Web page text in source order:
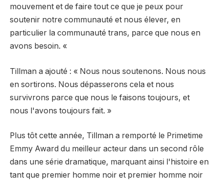
mouvement et de faire tout ce que je peux pour
soutenir notre communauté et nous élever, en
particulier la communauté trans, parce que nous en
avons besoin. «
Tillman a ajouté : « Nous nous soutenons. Nous nous
en sortirons. Nous dépasserons cela et nous
survivrons parce que nous le faisons toujours, et
nous l'avons toujours fait. »
Plus tôt cette année, Tillman a remporté le Primetime
Emmy Award du meilleur acteur dans un second rôle
dans une série dramatique, marquant ainsi l'histoire en
tant que premier homme noir et premier homme noir